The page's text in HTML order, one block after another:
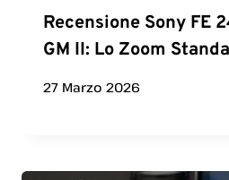
Recensione Sony FE
GM II: Lo Zoom
27 Marzo 2026